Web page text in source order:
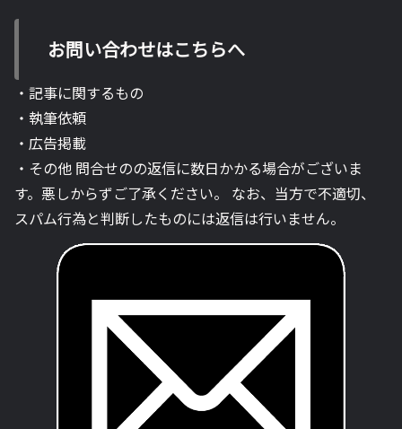
お問い合わせはこちらへ
・記事に関するもの
・執筆依頼
・広告掲載
・その他 問合せのの返信に数日かかる場合がございま
す。悪しからずご了承ください。 なお、当方で不適切、
スパム行為と判断したものには返信は行いません。